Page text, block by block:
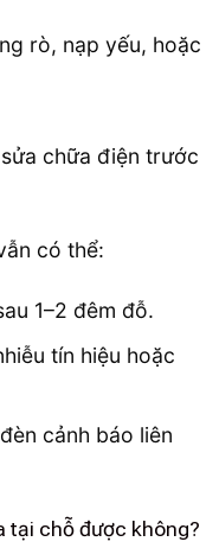
rò, nạp yếu, hoặc
chữa điện trước
có thể:
1–2 đêm đỗ.
tín hiệu hoặc
cảnh báo liên
tại chỗ được không?